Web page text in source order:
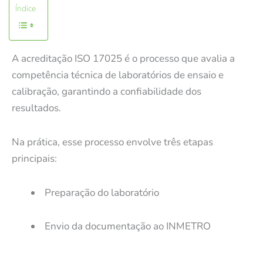
Índice
A acreditação ISO 17025 é o processo que avalia a
competência técnica de laboratórios de ensaio e
calibração, garantindo a confiabilidade dos
resultados.
Na prática, esse processo envolve três etapas
principais:
Preparação do laboratório
Envio da documentação ao INMETRO